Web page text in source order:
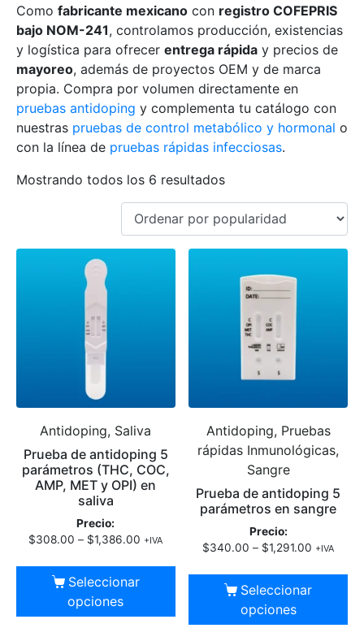
Como fabricante mexicano con registro COFEPRIS
bajo NOM-241, controlamos producción, existencias
y logística para ofrecer entrega rápida y precios de
mayoreo, además de proyectos OEM y de marca
propia. Compra por volumen directamente en
pruebas antidoping y complementa tu catálogo con
nuestras pruebas de control metabólico y hormonal o
con la línea de pruebas rápidas infecciosas.
Mostrando todos los 6 resultados
Antidoping, Saliva
Prueba de antidoping 5
parámetros (THC, COC,
AMP, MET y OPI) en
saliva
Precio:
$308.00 – $1,386.00 +IVA
Seleccionar
opciones
Antidoping, Pruebas
rápidas Inmunológicas,
Sangre
Prueba de antidoping 5
parámetros en sangre
Precio:
$340.00 – $1,291.00 +IVA
Seleccionar
opciones